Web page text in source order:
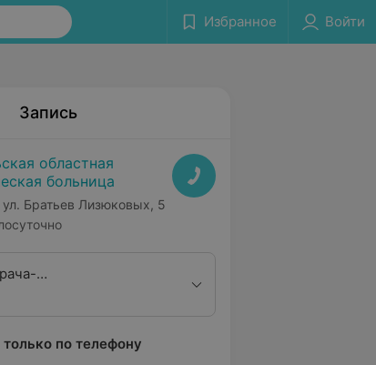
Избранное Войти
Запись
областная
больница
Братьев Лизюковых, 5
кандидата
по телефону